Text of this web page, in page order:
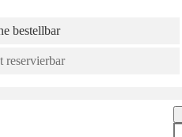
bestellbar
reservierbar